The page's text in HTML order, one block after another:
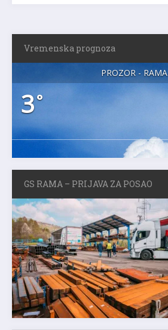
Vremenska prognoza
PROZOR - RAMA
3°
GS RAMA – PRIJAVA ZA POSAO